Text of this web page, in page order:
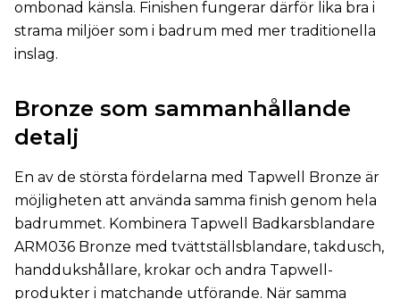
ombonad känsla. Finishen fungerar därför lika bra i
strama miljöer som i badrum med mer traditionella
inslag.
Bronze som sammanhållande
detalj
En av de största fördelarna med Tapwell Bronze är
möjligheten att använda samma finish genom hela
badrummet. Kombinera Tapwell Badkarsblandare
ARM036 Bronze med tvättställsblandare, takdusch,
handdukshållare, krokar och andra Tapwell-
produkter i matchande utförande. När samma